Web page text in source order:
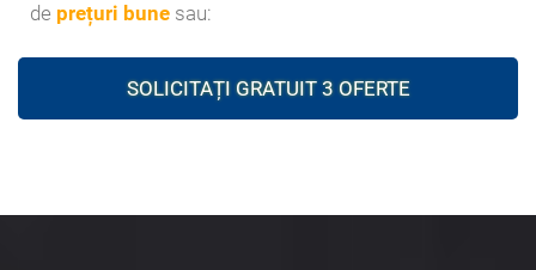
de prețuri bune sau:
SOLICITAȚI GRATUIT 3 OFERTE